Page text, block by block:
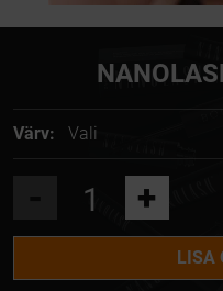
Värv: Vali
+
LISA